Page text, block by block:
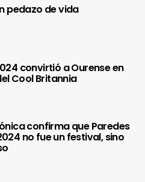
pedazo de vida
convirtió a Ourense en
Cool Britannia
confirma que Paredes
no fue un festival, sino